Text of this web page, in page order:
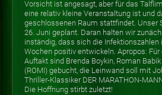
Vorsicht ist angesagt, aber für das
eine relativ kleine Veranstaltung ist und
geschlossenen Raum stattfindet. Unser
26. Juni geplant. Daran halten wir
inständig, dass sich die
Wochen positiv entwickeln. Apropos:
Auftakt sind Brenda Boykin, Roman
(ROMI) gebucht, die Leinwand soll mit
Thriller-Klassiker DER MARATHON-
Die Hoffnung stirbt zuletzt!